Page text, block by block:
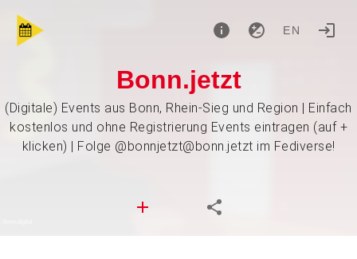
EN
Bonn.jetzt
(Digitale) Events aus Bonn, Rhein-Sieg und Region | Einfach
kostenlos und ohne Registrierung Events eintragen (auf +
klicken) | Folge @bonnjetzt@bonn.jetzt im Fediverse!